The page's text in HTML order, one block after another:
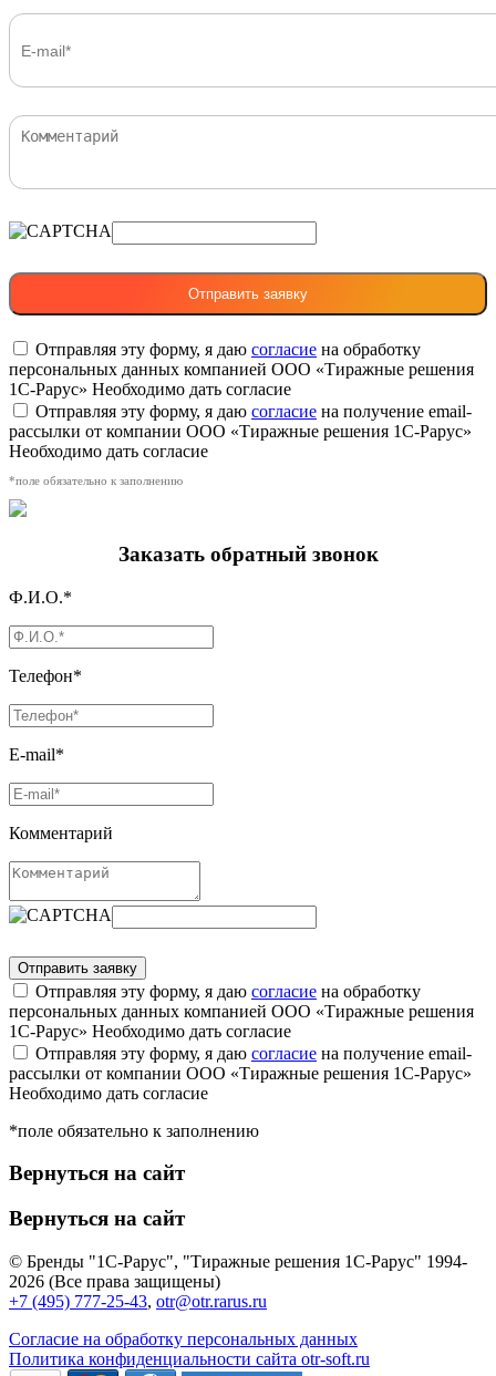
Отправляя эту форму, я даю согласие на обработку
персональных данных компанией ООО «Тиражные решения
1С-Рарус» Необходимо дать согласие
Отправляя эту форму, я даю согласие на получение email-
рассылки от компании ООО «Тиражные решения 1С-Рарус»
Необходимо дать согласие
*поле обязательно к заполнению
Заказать обратный звонок
Ф.И.О.*
Телефон*
E-mail*
Комментарий
Отправляя эту форму, я даю согласие на обработку
персональных данных компанией ООО «Тиражные решения
1С-Рарус» Необходимо дать согласие
Отправляя эту форму, я даю согласие на получение email-
рассылки от компании ООО «Тиражные решения 1С-Рарус»
Необходимо дать согласие
*поле обязательно к заполнению
Вернуться на сайт
Вернуться на сайт
© Бренды "1С-Рарус", "Тиражные решения 1С-Рарус" 1994-
2026 (Все права защищены)
+7 (495) 777-25-43, otr@otr.rarus.ru
Согласие на обработку персональных данных
Политика конфиденциальности сайта otr-soft.ru